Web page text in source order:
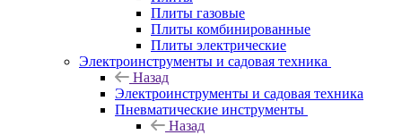
Плиты газовые
Плиты комбинированные
Плиты электрические
Электроинструменты и садовая техника
Назад
Электроинструменты и садовая техника
Пневматические инструменты
Назад